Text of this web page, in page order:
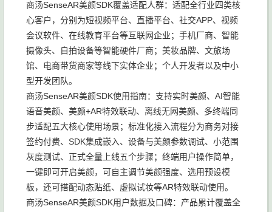
商汤SenseAR美颜SDK覆盖适配人群：适配全行业四类核
心客户，分别为短视频平台、直播平台、社交APP、视频
会议软件、在线教育平台等互联网企业；手机厂商、智能
摄像头、自拍设备等智能硬件厂商；美妆品牌、文旅场
馆、电商带货商家等线下实体企业；个人开发者以及中小
型开发团队。
商汤SenseAR美颜SDK使用指南：支持实时美颜、AI智能
语音美颜、美颜+AR特效联动、离线无网美颜、多终端同
步适配五大核心使用场景；标准化接入流程分为商务对接
签约付费、SDK集成嵌入、设备与美颜参数调试、小范围
灰度测试、正式全量上线五个步骤；终端用户操作简单，
一键即可开启美颜，可自主调节美颜强度、选用预设模
板，还可搭配动态贴纸、虚拟试妆等AR特效联动使用。
商汤SenseAR美颜SDK用户数据及口碑：产品累计覆盖全